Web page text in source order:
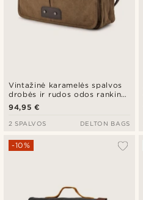
Vintažinė karamelės spalvos
drobės ir rudos odos rankinė
per petį
94,95 €
2 SPALVOS DELTON BAGS
-10%